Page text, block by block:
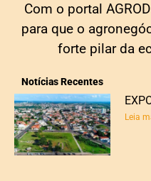
Com o portal
para que o
forte pilar da
Notícias Recentes
Leia